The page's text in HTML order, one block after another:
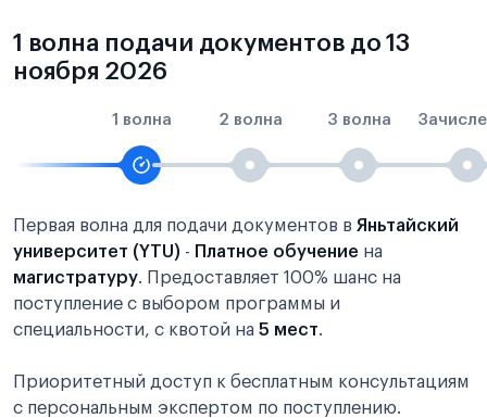
1 волна подачи документов до 13
ноября 2026
1 волна 2 волна 3 волна
Первая волна для подачи документов в Яньтайский
университет (YTU) - Платное обучение на
магистратуру. Предоставляет 100% шанс на
поступление с выбором программы и
специальности, с квотой на 5 мест.
Приоритетный доступ к бесплатным консультациям
с персональным экспертом по поступлению.